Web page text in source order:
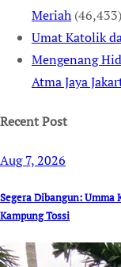
Meriah (46,433)
Umat Katolik
Mengenang
Atma Jaya
Recent Post
Aug 7, 2026
Segera Dibangun: Umma
Kampung Tossi